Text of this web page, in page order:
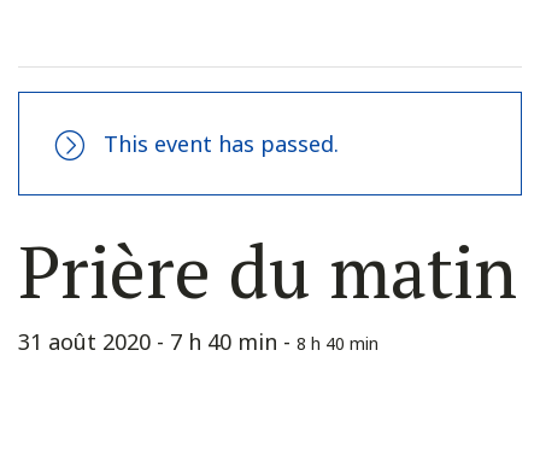
This event has passed.
Prière du matin
31 août 2020 - 7 h 40 min - 8 h 40 min